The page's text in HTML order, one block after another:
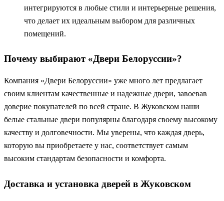
интегрируются в любые стили и интерьерные решения,
что делает их идеальным выбором для различных
помещений.
Почему выбирают «Двери Белоруссии»?
Компания «Двери Белоруссии» уже много лет предлагает
своим клиентам качественные и надежные двери, завоевав
доверие покупателей по всей стране. В Жуковском наши
белые стальные двери популярны благодаря своему высокому
качеству и долговечности. Мы уверены, что каждая дверь,
которую вы приобретаете у нас, соответствует самым
высоким стандартам безопасности и комфорта.
Доставка и установка дверей в Жуковском